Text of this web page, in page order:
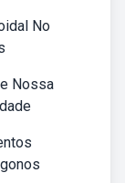
No
Nossa